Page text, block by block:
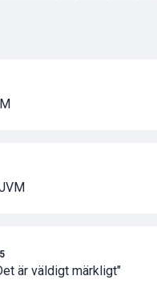
är väldigt märkligt"